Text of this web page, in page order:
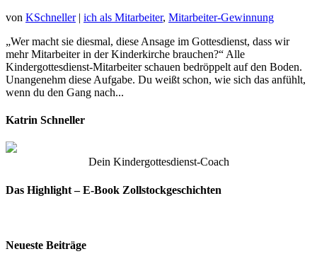
von KSchneller| ich als Mitarbeiter, Mitarbeiter-Gewinnung
„Wer macht sie diesmal, diese Ansage im Gottesdienst, dass wir
mehr Mitarbeiter in der Kinderkirche brauchen?“ Alle
Kindergottesdienst-Mitarbeiter schauen bedröppelt auf den Boden.
Unangenehm diese Aufgabe. Du weißt schon, wie sich das anfühlt,
wenn du den Gang nach...
Katrin Schneller
Dein Kindergottesdienst-Coach
Das Highlight – E-Book Zollstockgeschichten
Neueste Beiträge